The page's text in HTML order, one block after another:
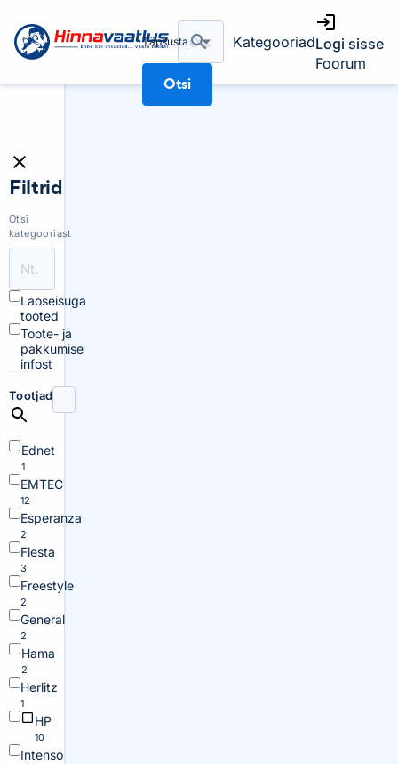
Täpsusta
Otsi
KategooriadLogi sisse
Foorum
Filtrid
Otsi
kategooriast
Laoseisuga
tooted
Toote- ja
pakkumise
infost
Tootjad
Ednet
1
EMTEC
12
Esperanza
2
Fiesta
3
Freestyle
2
General
2
Hama
2
Herlitz
1
HP
10
Intenso